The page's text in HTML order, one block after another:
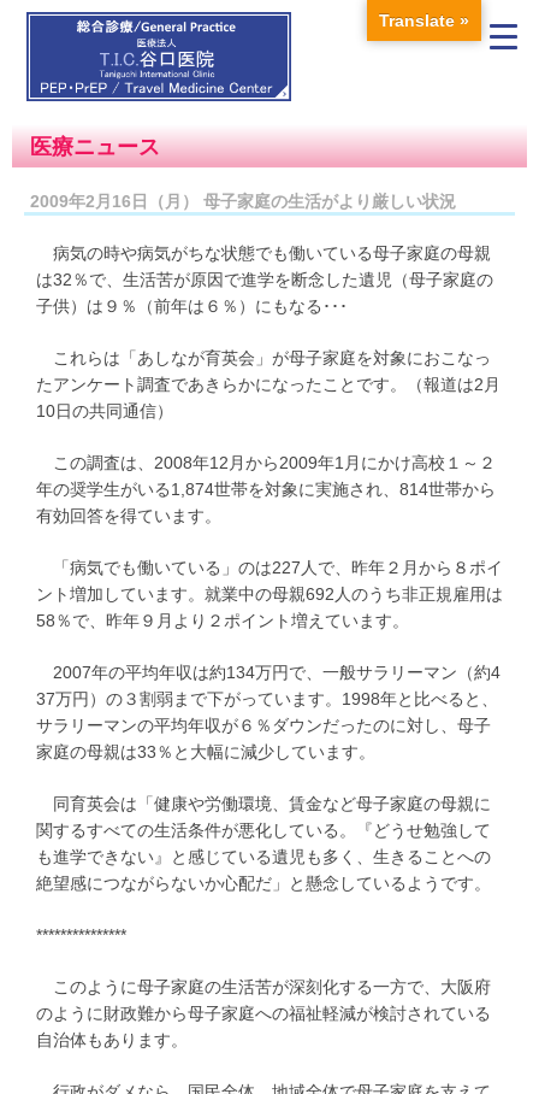
医療ニュース
2009年2月16日（月） 母子家庭の生活がより厳しい状況
病気の時や病気がちな状態でも働いている母子家庭の母親
は32％で、生活苦が原因で進学を断念した遺児（母子家庭の
子供）は９％（前年は６％）にもなる･･･
これらは「あしなが育英会」が母子家庭を対象におこなっ
たアンケート調査であきらかになったことです。（報道は2月
10日の共同通信）
この調査は、2008年12月から2009年1月にかけ高校１～２
年の奨学生がいる1,874世帯を対象に実施され、814世帯から
有効回答を得ています。
「病気でも働いている」のは227人で、昨年２月から８ポイ
ント増加しています。就業中の母親692人のうち非正規雇用は
58％で、昨年９月より２ポイント増えています。
2007年の平均年収は約134万円で、一般サラリーマン（約4
37万円）の３割弱まで下がっています。1998年と比べると、
サラリーマンの平均年収が６％ダウンだったのに対し、母子
家庭の母親は33％と大幅に減少しています。
同育英会は「健康や労働環境、賃金など母子家庭の母親に
関するすべての生活条件が悪化している。『どうせ勉強して
も進学できない』と感じている遺児も多く、生きることへの
絶望感につながらないか心配だ」と懸念しているようです。
***************
このように母子家庭の生活苦が深刻化する一方で、大阪府
のように財政難から母子家庭への福祉軽減が検討されている
自治体もあります。
Translate »